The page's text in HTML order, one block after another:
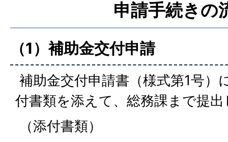
申請手続きの
（1）補助金交付申請
補助金交付申請書（様式第1号）
付書類を添えて、総務課まで提
（添付書類）